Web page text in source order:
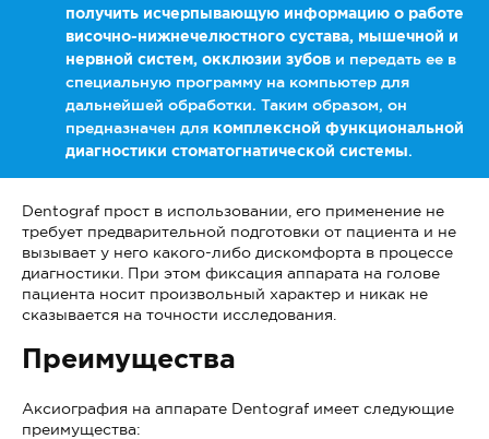
получить исчерпывающую информацию о работе
височно-нижнечелюстного сустава, мышечной и
нервной систем, окклюзии зубов и передать ее в
специальную программу на компьютер для
дальнейшей обработки. Таким образом, он
предназначен для комплексной функциональной
диагностики стоматогнатической системы.
Dentograf прост в использовании, его применение не
требует предварительной подготовки от пациента и не
вызывает у него какого-либо дискомфорта в процессе
диагностики. При этом фиксация аппарата на голове
пациента носит произвольный характер и никак не
сказывается на точности исследования.
Преимущества
Аксиография на аппарате Dentograf имеет следующие
преимущества: